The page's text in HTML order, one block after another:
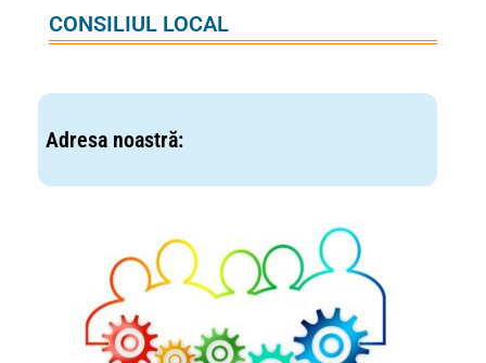
CONSILIUL LOCAL
Adresa noastră: